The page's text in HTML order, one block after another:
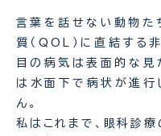
言葉を話せない動物た
質（QOL）に直結する
目の病気は表面的な見
は水面下で病状が進行
ん。
私はこれまで、眼科診